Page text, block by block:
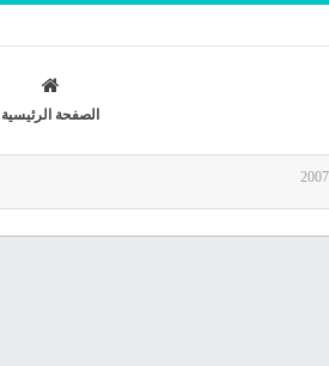
الصفحة الرئيسية